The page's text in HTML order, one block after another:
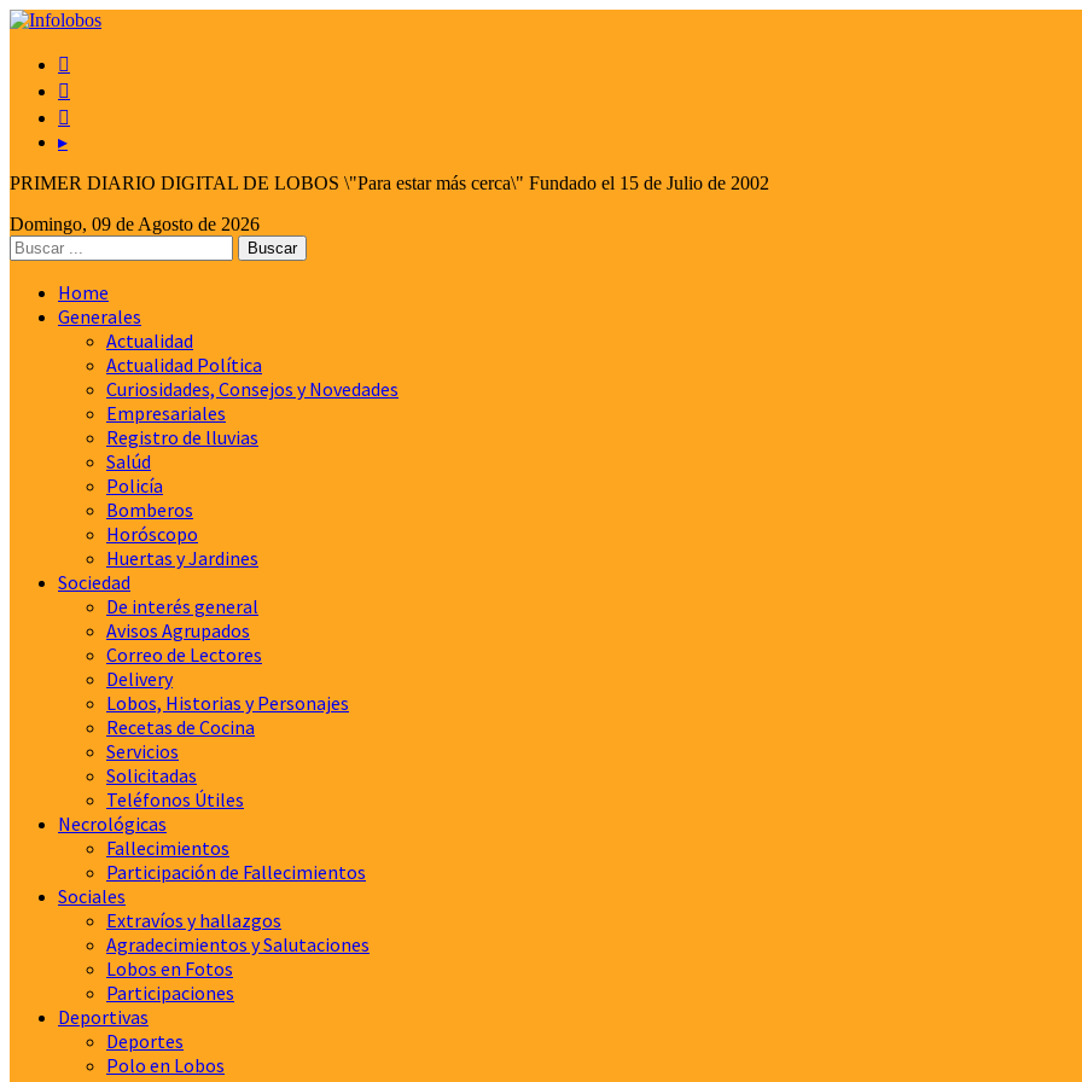



▸
PRIMER DIARIO DIGITAL DE LOBOS \"Para estar más cerca\" Fundado el 15 de Julio de 2002
Domingo, 09 de Agosto de 2026
Home
Generales
Actualidad
Actualidad Política
Curiosidades, Consejos y Novedades
Empresariales
Registro de lluvias
Salúd
Policía
Bomberos
Horóscopo
Huertas y Jardines
Sociedad
De interés general
Avisos Agrupados
Correo de Lectores
Delivery
Lobos, Historias y Personajes
Recetas de Cocina
Servicios
Solicitadas
Teléfonos Útiles
Necrológicas
Fallecimientos
Participación de Fallecimientos
Sociales
Extravíos y hallazgos
Agradecimientos y Salutaciones
Lobos en Fotos
Participaciones
Deportivas
Deportes
Polo en Lobos